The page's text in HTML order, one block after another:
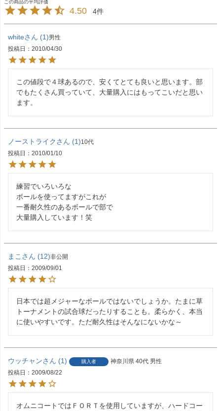
4.50 4
white 1 男性
投稿日
2010/04/30
この値段で４球あるので、安くてとても良いと思います。部
でもたくさん買っていて、大量購入にはもってこいだと思い
ます。
ノーストライク 1 10代
投稿日
2010/01/10
練習でいろいろな
ボールを使ってますがこれが
一番耐久性のあるボールで部で
大量購入しています！笑
まこ 12 非公開
投稿日
2009/09/01
日本では超メジャーなボールではないでしょうか。たまに草
トーナメントの試合球だったりすることも。柔らかく、本当
に使いやすいです。ただ耐久性はそんなにないかな～
ウッチャン 1 購入者 神奈川県 40代 男性
投稿日
2009/08/22
オムニコートではＦＯＲＴを使用していますが、ハードコー